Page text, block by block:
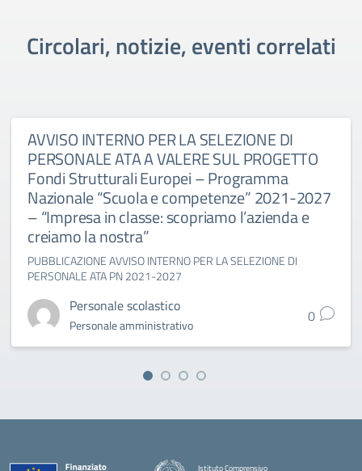
Circolari, notizie, eventi correlati
AVVISO INTERNO PER LA SELEZIONE DI
PERSONALE ATA A VALERE SUL PROGETTO
Fondi Strutturali Europei – Programma
Nazionale “Scuola e competenze” 2021-2027
– “Impresa in classe: scopriamo l’azienda e
creiamo la nostra”
PUBBLICAZIONE AVVISO INTERNO PER LA SELEZIONE DI
PERSONALE ATA PN 2021-2027
Personale scolastico
Personale amministrativo 0
Istituto Comprensivo